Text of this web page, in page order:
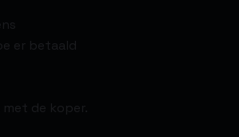
er betaald
de koper.